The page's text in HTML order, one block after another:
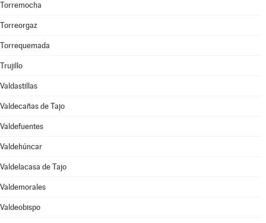
Torremocha
Torreorgaz
Torrequemada
Trujillo
Valdastillas
Valdecañas de Tajo
Valdefuentes
Valdehúncar
Valdelacasa de Tajo
Valdemorales
Valdeobispo